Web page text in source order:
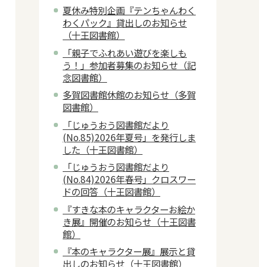
夏休み特別企画『テンちゃんわく
わくパック』貸出しのお知らせ
（十王図書館）
「親子でふれあい遊びを楽しも
う！」参加者募集のお知らせ（記
念図書館）
多賀図書館休館のお知らせ（多賀
図書館）
「じゅうおう図書館だより
(No.85)2026年夏号」を発行しま
した（十王図書館）
「じゅうおう図書館だより
(No.84)2026年春号」クロスワー
ドの回答（十王図書館）
『すきな本のキャラクターお絵か
き展』開催のお知らせ（十王図書
館）
『本のキャラクター展』展示と貸
出しのお知らせ（十王図書館）